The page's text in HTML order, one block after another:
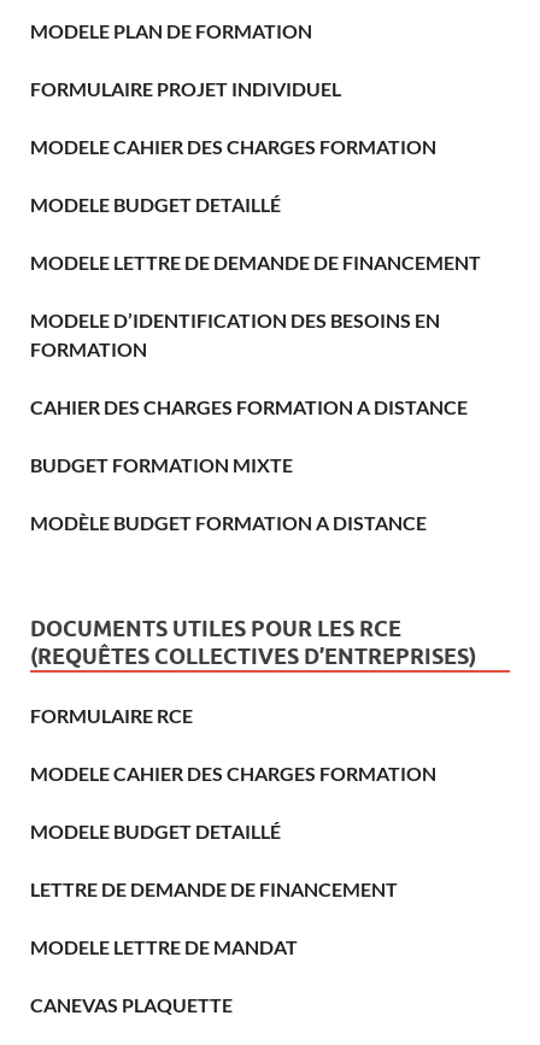
MODELE PLAN DE FORMATION
FORMULAIRE PROJET INDIVIDUEL
MODELE CAHIER DES CHARGES FORMATION
MODELE BUDGET DETAILLÉ
MODELE LETTRE DE DEMANDE DE FINANCEMENT
MODELE D’IDENTIFICATION DES BESOINS EN
FORMATION
CAHIER DES CHARGES FORMATION A DISTANCE
BUDGET FORMATION MIXTE
MODÈLE BUDGET FORMATION A DISTANCE
DOCUMENTS UTILES POUR LES RCE
(REQUÊTES COLLECTIVES D’ENTREPRISES)
FORMULAIRE RCE
MODELE CAHIER DES CHARGES FORMATION
MODELE BUDGET DETAILLÉ
LETTRE DE DEMANDE DE FINANCEMENT
MODELE LETTRE DE MANDAT
CANEVAS PLAQUETTE